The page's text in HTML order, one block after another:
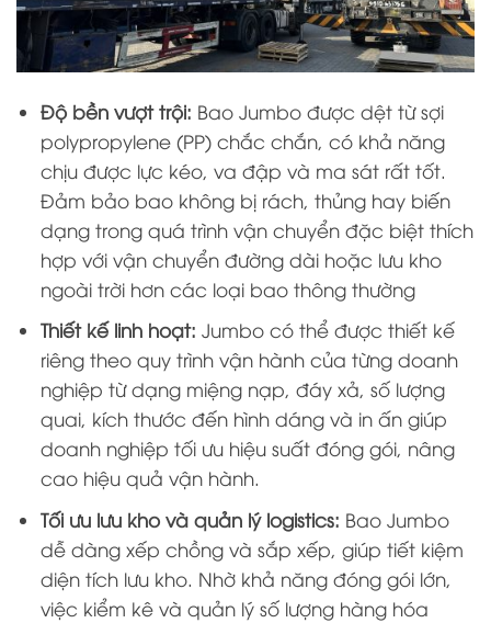
Độ bền vượt trội: Bao Jumbo được dệt từ sợi
polypropylene (PP) chắc chắn, có khả năng
chịu được lực kéo, va đập và ma sát rất tốt.
Đảm bảo bao không bị rách, thủng hay biến
dạng trong quá trình vận chuyển đặc biệt thích
hợp với vận chuyển đường dài hoặc lưu kho
ngoài trời hơn các loại bao thông thường
Thiết kế linh hoạt: Jumbo có thể được thiết kế
riêng theo quy trình vận hành của từng doanh
nghiệp từ dạng miệng nạp, đáy xả, số lượng
quai, kích thước đến hình dáng và in ấn giúp
doanh nghiệp tối ưu hiệu suất đóng gói, nâng
cao hiệu quả vận hành.
Tối ưu lưu kho và quản lý logistics: Bao Jumbo
dễ dàng xếp chồng và sắp xếp, giúp tiết kiệm
diện tích lưu kho. Nhờ khả năng đóng gói lớn,
việc kiểm kê và quản lý số lượng hàng hóa